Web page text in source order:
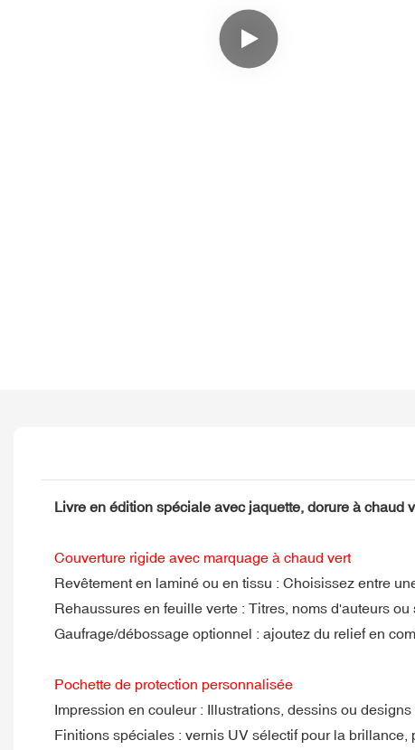
Livre en édition spéciale avec jaquette, dorure à chaud
Couverture rigide avec marquage à chaud vert
Revêtement en laminé ou en tissu : Choisissez entre
Rehaussures en feuille verte : Titres, noms d'auteurs
Gaufrage/débossage optionnel : ajoutez du relief en
Pochette de protection personnalisée
Impression en couleur : Illustrations, dessins ou
Finitions spéciales : vernis UV sélectif pour la